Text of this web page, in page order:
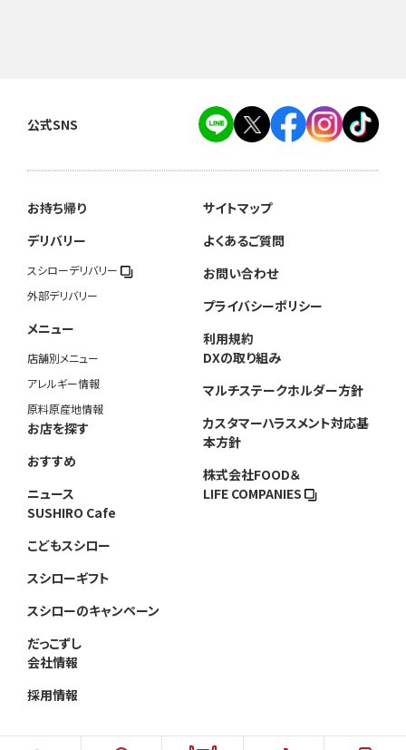
公式SNS
お持ち帰り
デリバリー
スシローデリバリー
外部デリバリー
メニュー
店舗別メニュー
アレルギー情報
原料原産地情報
お店を探す
おすすめ
ニュース
SUSHIRO Cafe
こどもスシロー
スシローギフト
スシローのキャンペーン
だっこずし
会社情報
採用情報
サイトマップ
よくあるご質問
お問い合わせ
プライバシーポリシー
利用規約
DXの取り組み
マルチステークホルダー方針
カスタマーハラスメント対応基
本方針
株式会社FOOD＆
LIFE COMPANIES